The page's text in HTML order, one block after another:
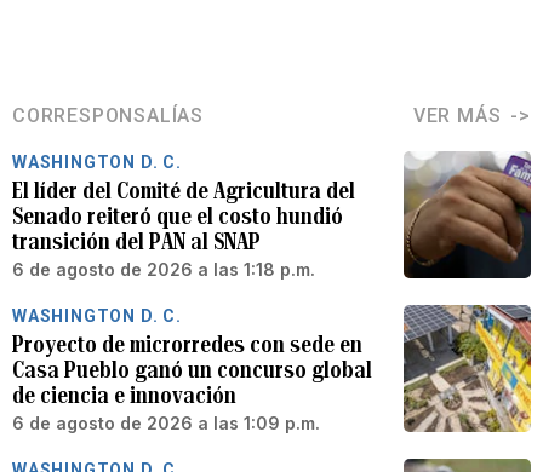
CORRESPONSALÍAS VER MÁS
WASHINGTON D. C.
El líder del Comité de Agricultura del
Senado reiteró que el costo hundió
transición del PAN al SNAP
6 de agosto de 2026 a las 1:18 p.m.
WASHINGTON D. C.
Proyecto de microrredes con sede en
Casa Pueblo ganó un concurso global
de ciencia e innovación
6 de agosto de 2026 a las 1:09 p.m.